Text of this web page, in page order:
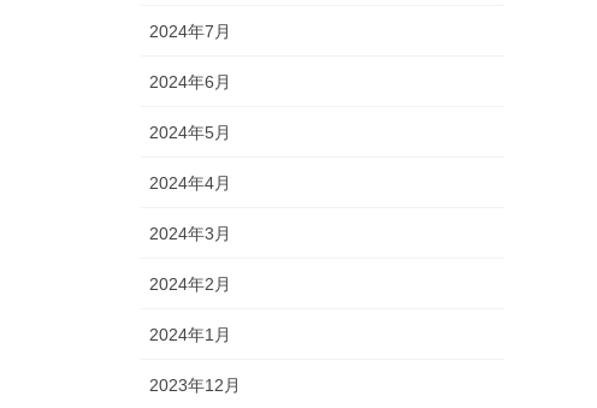
2024年7月
2024年6月
2024年5月
2024年4月
2024年3月
2024年2月
2024年1月
2023年12月